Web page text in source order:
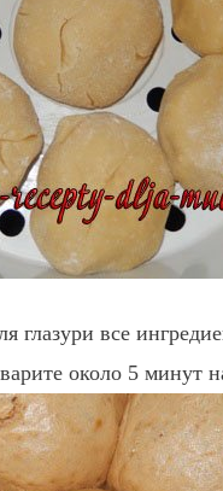
глазури все
около 5 минут